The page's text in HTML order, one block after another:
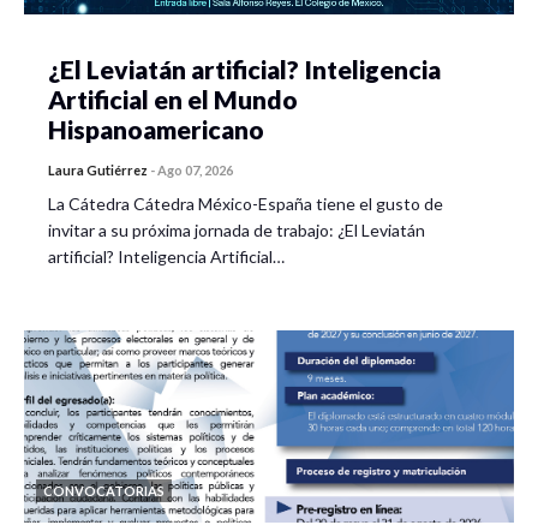
¿El Leviatán artificial? Inteligencia
Artificial en el Mundo
Hispanoamericano
Laura Gutiérrez -Ago 07, 2026
La Cátedra Cátedra México-España tiene el gusto de
invitar a su próxima jornada de trabajo: ¿El Leviatán
artificial? Inteligencia Artificial…
CONVOCATORIAS